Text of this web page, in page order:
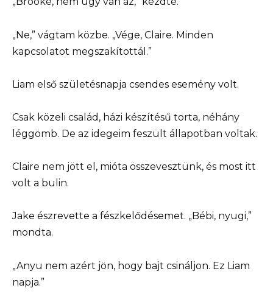
„Ne,” vágtam közbe. „Vége, Claire. Minden
kapcsolatot megszakítottál.”
Liam első születésnapja csendes esemény volt.
Csak közeli család, házi készítésű torta, néhány
léggömb. De az idegeim feszült állapotban voltak.
Claire nem jött el, mióta összevesztünk, és most itt
volt a bulin.
Jake észrevette a fészkelődésemet. „Bébi, nyugi,”
mondta.
„Anyu nem azért jön, hogy bajt csináljon. Ez Liam
napja.”